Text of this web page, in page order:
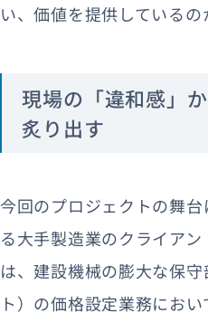
い、価値を提供しているの
現場の「違和感」
炙り出す
今回のプロジェクトの舞
る大手製造業のクライア
は、建設機械の膨大な保
ト）の価格設定業務にお